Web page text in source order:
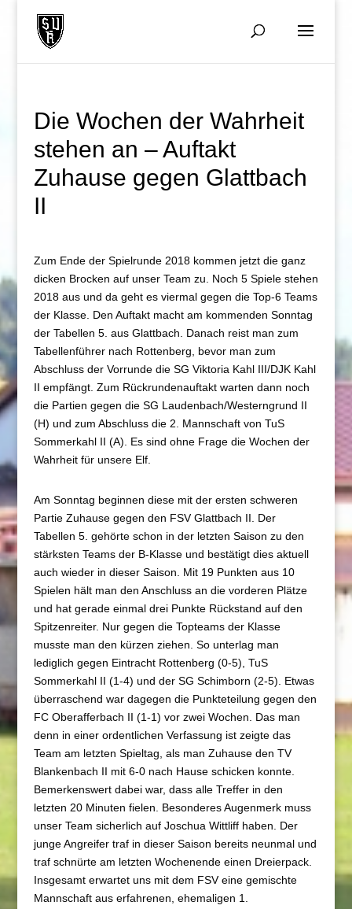
Die Wochen der Wahrheit
stehen an – Auftakt
Zuhause gegen Glattbach
II
Zum Ende der Spielrunde 2018 kommen jetzt die ganz
dicken Brocken auf unser Team zu. Noch 5 Spiele stehen
2018 aus und da geht es viermal gegen die Top-6 Teams
der Klasse. Den Auftakt macht am kommenden Sonntag
der Tabellen 5. aus Glattbach. Danach reist man zum
Tabellenführer nach Rottenberg, bevor man zum
Abschluss der Vorrunde die SG Viktoria Kahl III/DJK Kahl
II empfängt. Zum Rückrundenauftakt warten dann noch
die Partien gegen die SG Laudenbach/Westerngrund II
(H) und zum Abschluss die 2. Mannschaft von TuS
Sommerkahl II (A). Es sind ohne Frage die Wochen der
Wahrheit für unsere Elf.
Am Sonntag beginnen diese mit der ersten schweren
Partie Zuhause gegen den FSV Glattbach II. Der
Tabellen 5. gehörte schon in der letzten Saison zu den
stärksten Teams der B-Klasse und bestätigt dies aktuell
auch wieder in dieser Saison. Mit 19 Punkten aus 10
Spielen hält man den Anschluss an die vorderen Plätze
und hat gerade einmal drei Punkte Rückstand auf den
Spitzenreiter. Nur gegen die Topteams der Klasse
musste man den kürzen ziehen. So unterlag man
lediglich gegen Eintracht Rottenberg (0-5), TuS
Sommerkahl II (1-4) und der SG Schimborn (2-5). Etwas
überraschend war dagegen die Punkteteilung gegen den
FC Oberafferbach II (1-1) vor zwei Wochen. Das man
denn in einer ordentlichen Verfassung ist zeigte das
Team am letzten Spieltag, als man Zuhause den TV
Blankenbach II mit 6-0 nach Hause schicken konnte.
Bemerkenswert dabei war, dass alle Treffer in den
letzten 20 Minuten fielen. Besonderes Augenmerk muss
unser Team sicherlich auf Joschua Wittliff haben. Der
junge Angreifer traf in dieser Saison bereits neunmal und
traf schnürte am letzten Wochenende einen Dreierpack.
Insgesamt erwartet uns mit dem FSV eine gemischte
Mannschaft aus erfahrenen, ehemaligen 1.